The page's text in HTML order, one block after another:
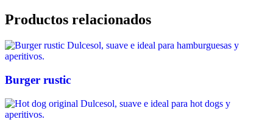
Productos relacionados
Burger rustic